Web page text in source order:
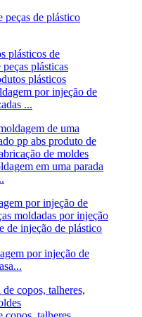
peças de plástico
por injeção de
...
em uma parada
por injeção de